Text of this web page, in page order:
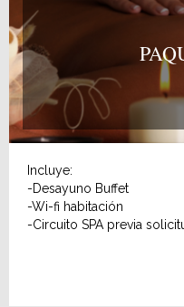
Incluye:
-Desayuno Buffet
-Wi-fi habitación
-Circuito SPA previa
de baño, o alquilarlo en